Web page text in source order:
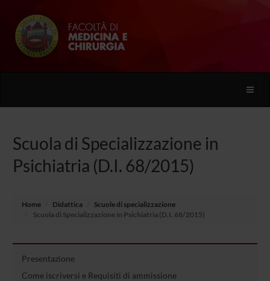
Toggle
Scuola di Specializzazione in
Psichiatria (D.I. 68/2015)
Home Didattica
Scuole di specializzazione
Scuola di Specializzazione in Psichiatria (D.I. 68/2015)
Presentazione
Come iscriversi e Requisiti di ammissione